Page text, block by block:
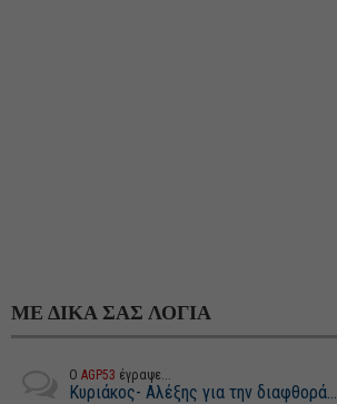
ΜΕ ΔΙΚΑ ΣΑΣ ΛΟΓΙΑ
Ο AGP53 έγραψε...
Κυριάκος- Αλέξης για την διαφθορά...